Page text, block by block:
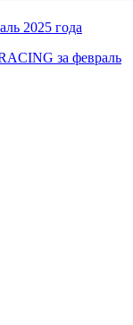
2025 года
за февраль